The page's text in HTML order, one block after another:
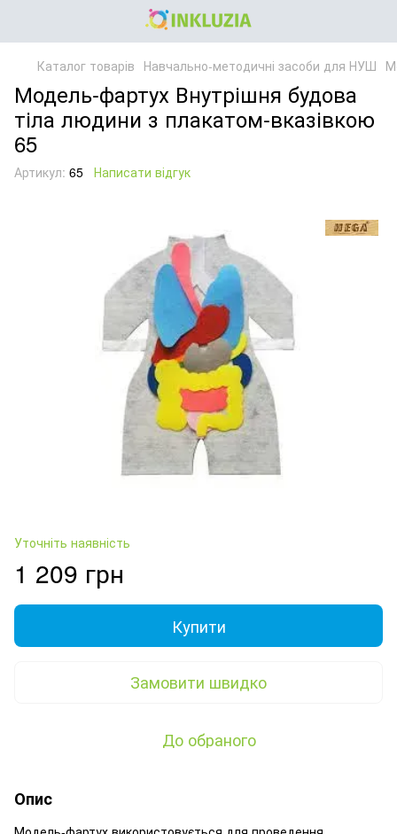
Каталог товарів Навчально-методичні засоби для НУШ
Модель-фартух Внутрішня будова
тіла людини з плакатом-вказівкою
65
Артикул: 65 Написати відгук
Уточніть наявність
1 209 грн
Купити
Замовити швидко
До обраного
Опис